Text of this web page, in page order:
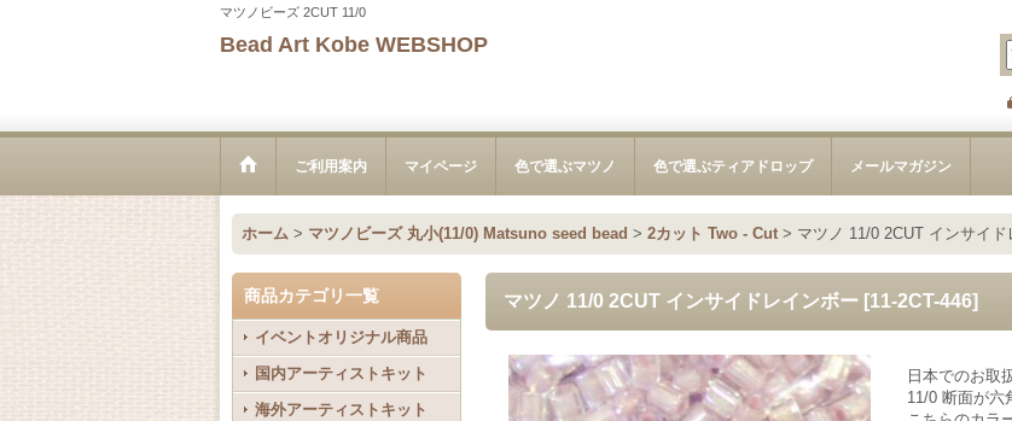
マツノビーズ 2CUT 11/0
Bead Art Kobe WEBSHOP
ご利用案内 マイページ 色で選ぶマツノ 色で選ぶティアドロップ メールマガジン
ホーム > マツノビーズ 丸小(11/0) Matsuno seed bead > 2カット Two - Cut > マツノ 11/0 2CUT インサイド
商品カテゴリ一覧
イベントオリジナル商品
国内アーティストキット
海外アーティストキット
マツノ 11/0 2CUT インサイドレインボー [11-2CT-446]
日本でのお取
11/0 断面が六